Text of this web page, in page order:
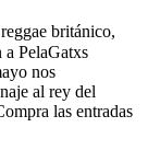
británico,
PelaGatxs
nos
al rey del
las entradas